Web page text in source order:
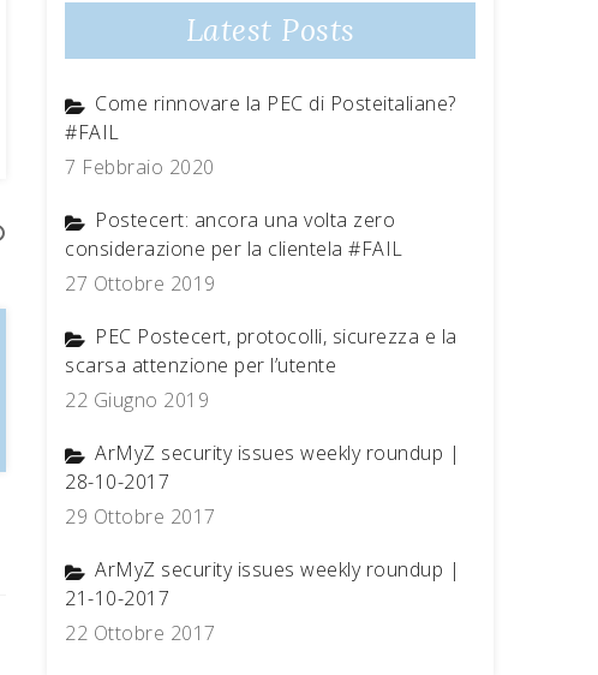
Latest Posts
Come rinnovare la PEC di Posteitaliane?
#FAIL
7 Febbraio 2020
Postecert: ancora una volta zero
considerazione per la clientela #FAIL
27 Ottobre 2019
PEC Postecert, protocolli, sicurezza e la
scarsa attenzione per l’utente
22 Giugno 2019
ArMyZ security issues weekly roundup |
28-10-2017
29 Ottobre 2017
ArMyZ security issues weekly roundup |
21-10-2017
22 Ottobre 2017